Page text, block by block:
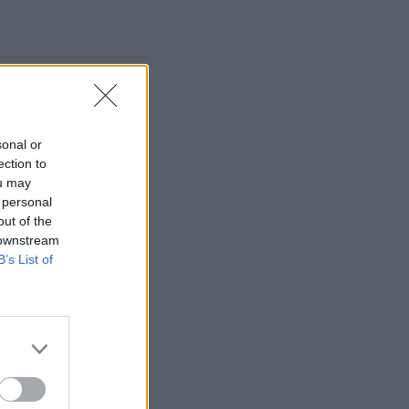
or
to
may
of the
List of
αμερικανική Γερουσία για το
νομοσχέδιο επιβολής κυρώσεων στη
Ρωσία